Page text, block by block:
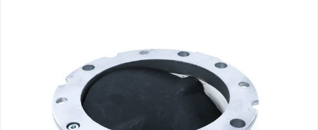
AUTOBETONIERE INTERMIX
AUTOBETONIERE PUTZMEISTER